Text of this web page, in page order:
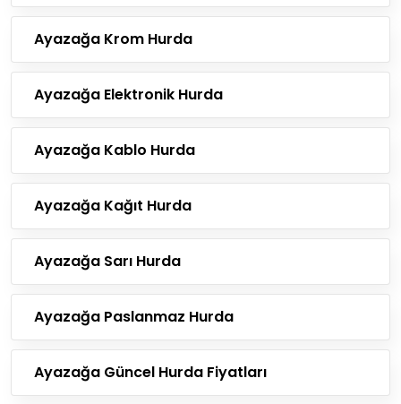
Ayazağa Krom Hurda
Ayazağa Elektronik Hurda
Ayazağa Kablo Hurda
Ayazağa Kağıt Hurda
Ayazağa Sarı Hurda
Ayazağa Paslanmaz Hurda
Ayazağa Güncel Hurda Fiyatları